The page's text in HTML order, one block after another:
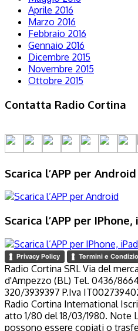
Aprile 2016
Marzo 2016
Febbraio 2016
Gennaio 2016
Dicembre 2015
Novembre 2015
Ottobre 2015
Contatta Radio Cortina
Scarica l’APP per Android
Scarica l’APP per IPhone,
Privacy Policy Termini e
Radio Cortina SRL Via del
d'Ampezzo (BL) Tel. 0436/
320/3939397 P.Iva
Radio Cortina International
atto 1/80 del 18/03/1980. Note
possono essere copiati o